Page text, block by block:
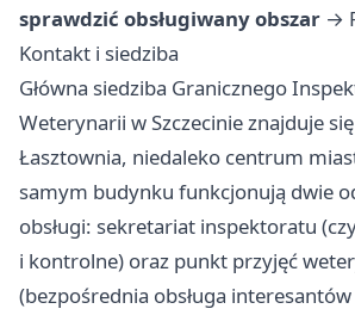
sprawdzić obsługiwany obszar →
Kontakt i siedziba
Główna siedziba Granicznego
Weterynarii w Szczecinie znajduje
Łasztownia, niedaleko centrum
samym budynku funkcjonują dwie
obsługi: sekretariat inspektoratu
i kontrolne) oraz punkt przyjęć
(bezpośrednia obsługa